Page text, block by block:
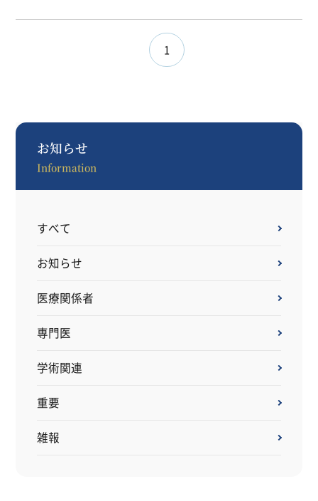
1
お知らせ
Information
すべて
お知らせ
医療関係者
専門医
学術関連
重要
雑報